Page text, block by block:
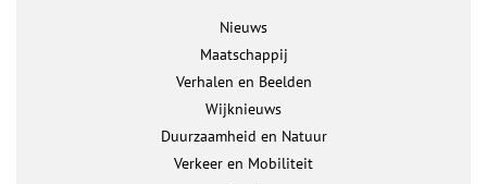
Nieuws
Maatschappij
Verhalen en Beelden
Wijknieuws
Duurzaamheid en Natuur
Verkeer en Mobiliteit